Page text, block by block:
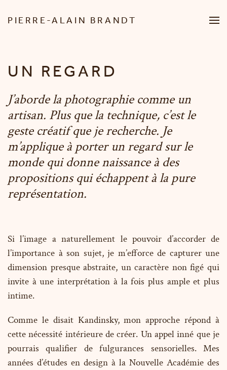
PIERRE-ALAIN BRANDT
UN REGARD
J’aborde la photographie comme un
artisan. Plus que la technique, c’est le
geste créatif que je recherche. Je
m’applique à porter un regard sur le
monde qui donne naissance à des
propositions qui échappent à la pure
représentation.
Si l’image a naturellement le pouvoir d’accorder de
l’importance à son sujet, je m’efforce de capturer une
dimension presque abstraite, un caractère non figé qui
invite à une interprétation à la fois plus ample et plus
intime.
Comme le disait Kandinsky, mon approche répond à
cette nécessité intérieure de créer. Un appel inné que je
pourrais qualifier de fulgurances sensorielles. Mes
années d’études en design à la Nouvelle Académie des